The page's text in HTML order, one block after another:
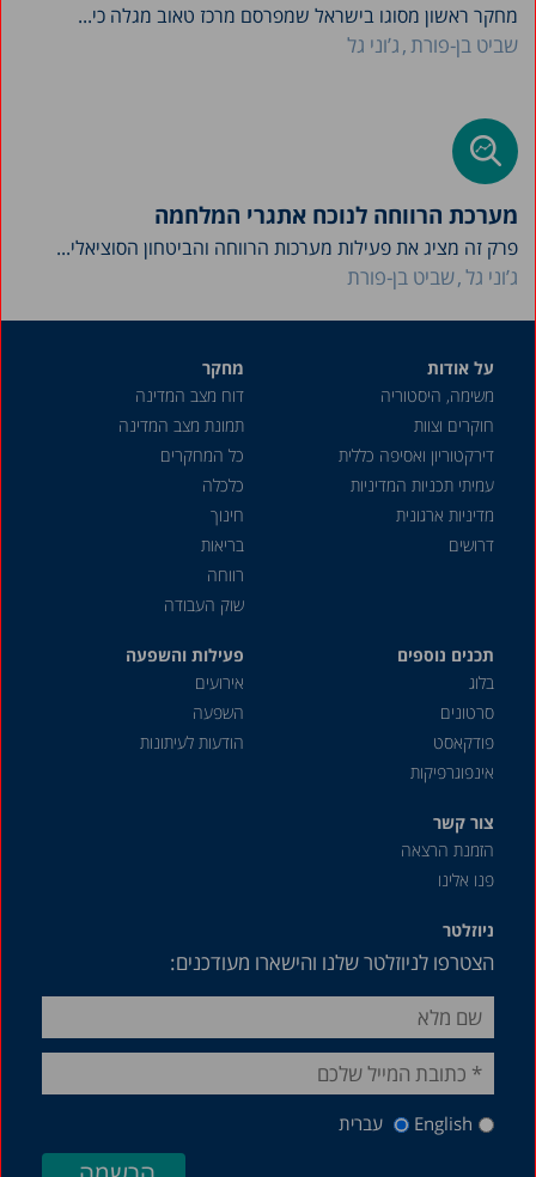
מחקר ראשון מסוגו בישראל שמפרסם מרכז טאוב מגלה כי...
שביט בן-פורת ג’וני גל
מערכת הרווחה לנוכח אתגרי המלחמה
פרק זה מציג את פעילות מערכות הרווחה והביטחון הסוציאלי...
ג’וני גל שביט בן-פורת
על אודות
משימה, היסטוריה
חוקרים וצוות
דירקטוריון ואסיפה כללית
עמיתי תכניות המדיניות
מדיניות ארגונית
דרושים
מחקר
דוח מצב המדינה
תמונת מצב המדינה
כל המחקרים
כלכלה
חינוך
בריאות
רווחה
שוק העבודה
תכנים נוספים
בלוג
סרטונים
פודקאסט
אינפוגרפיקות
פעילות והשפעה
אירועים
השפעה
הודעות לעיתונות
צור קשר
הזמנת הרצאה
פנו אלינו
ניוזלטר
הצטרפו לניוזלטר שלנו והישארו מעודכנים:
English עברית